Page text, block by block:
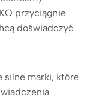
przyciągnie
doświadczyć
silne marki, które